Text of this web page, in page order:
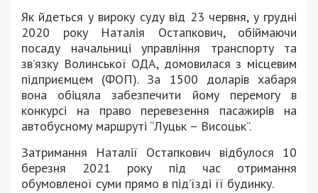
Як йдеться у вироку суду від 23 червня, у грудні
2020 року Наталія Остапкович, обіймаючи
посаду начальниці управління транспорту та
зв’язку Волинської ОДА, домовилася з місцевим
підприємцем (ФОП). За 1500 доларів хабаря
вона обіцяла забезпечити йому перемогу в
конкурсі на право перевезення пасажирів на
автобусному маршруті “Луцьк – Висоцьк”.
Затримання Наталії Остапкович відбулося 10
березня 2021 року під час отримання
обумовленої суми прямо в під’їзді її будинку.